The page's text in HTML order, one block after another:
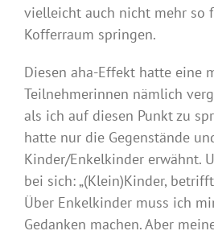
vielleicht auch nicht mehr so
Kofferraum springen.
Diesen aha-Effekt hatte eine
Teilnehmerinnen nämlich
als ich auf diesen Punkt zu
hatte nur die Gegenstände
Kinder/Enkelkinder erwähnt.
bei sich: „(Klein)Kinder,
Über Enkelkinder muss ich
Gedanken machen. Aber